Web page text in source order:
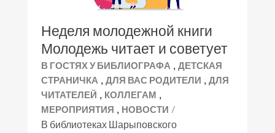
Неделя молодежной книги
Молодежь читает и советует
В ГОСТЯХ У БИБЛИОГРАФА ,ДЕТСКАЯ
СТРАНИЧКА ,ДЛЯ ВАС РОДИТЕЛИ ,ДЛЯ
ЧИТАТЕЛЕЙ , КОЛЛЕГАМ ,
МЕРОПРИЯТИЯ , НОВОСТИ /
В библиотеках Шарыповского